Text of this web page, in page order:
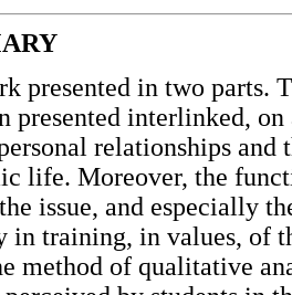
presented in two parts.
presented interlinked,
relationships and
life. Moreover, the
issue, and especially
in training, in values, of
method of qualitative